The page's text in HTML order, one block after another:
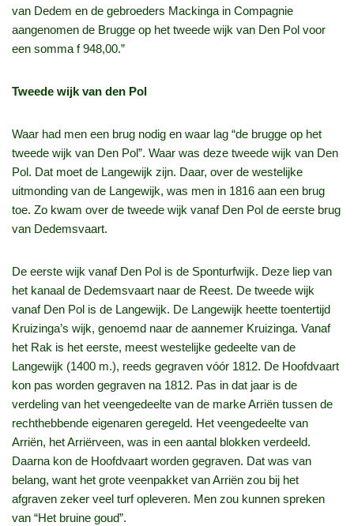
van Dedem en de gebroeders Mackinga in Compagnie
aangenomen de Brugge op het tweede wijk van Den Pol voor
een somma f 948,00.”
Tweede wijk van den Pol
Waar had men een brug nodig en waar lag “de brugge op het
tweede wijk van Den Pol”. Waar was deze tweede wijk van Den
Pol. Dat moet de Langewijk zijn. Daar, over de westelijke
uitmonding van de Langewijk, was men in 1816 aan een brug
toe. Zo kwam over de tweede wijk vanaf Den Pol de eerste brug
van Dedemsvaart.
De eerste wijk vanaf Den Pol is de Sponturfwijk. Deze liep van
het kanaal de Dedemsvaart naar de Reest. De tweede wijk
vanaf Den Pol is de Langewijk. De Langewijk heette toentertijd
Kruizinga’s wijk, genoemd naar de aannemer Kruizinga. Vanaf
het Rak is het eerste, meest westelijke gedeelte van de
Langewijk (1400 m.), reeds gegraven vóór 1812. De Hoofdvaart
kon pas worden gegraven na 1812. Pas in dat jaar is de
verdeling van het veengedeelte van de marke Arriën tussen de
rechthebbende eigenaren geregeld. Het veengedeelte van
Arriën, het Arriërveen, was in een aantal blokken verdeeld.
Daarna kon de Hoofdvaart worden gegraven. Dat was van
belang, want het grote veenpakket van Arriën zou bij het
afgraven zeker veel turf opleveren. Men zou kunnen spreken
van “Het bruine goud”.